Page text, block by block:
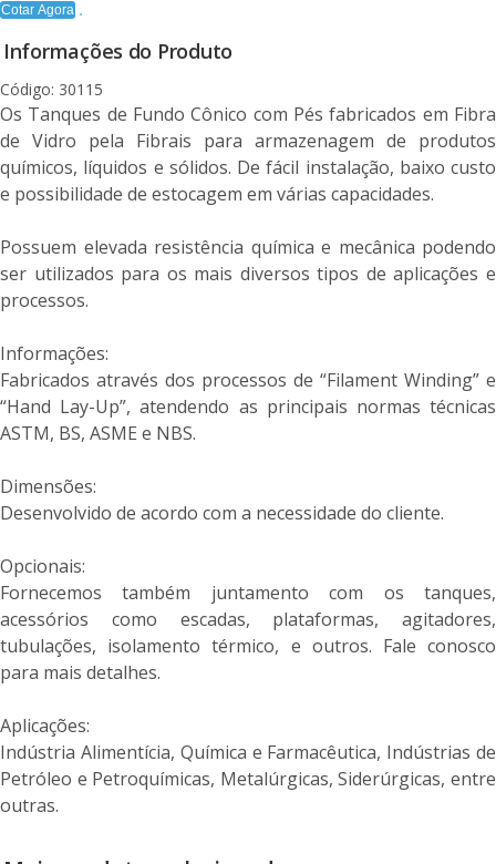
Cotar Agora
Informações do Produto
Código: 30115
Os Tanques de Fundo Cônico com Pés fabricados em Fibra
de Vidro pela Fibrais para armazenagem de produtos
químicos, líquidos e sólidos. De fácil instalação, baixo custo
e possibilidade de estocagem em várias capacidades.
Possuem elevada resistência química e mecânica podendo
ser utilizados para os mais diversos tipos de aplicações e
processos.
Informações:
Fabricados através dos processos de “Filament Winding” e
“Hand Lay-Up”, atendendo as principais normas técnicas
ASTM, BS, ASME e NBS.
Dimensões:
Desenvolvido de acordo com a necessidade do cliente.
Opcionais:
Fornecemos também juntamento com os tanques,
acessórios como escadas, plataformas, agitadores,
tubulações, isolamento térmico, e outros. Fale conosco
para mais detalhes.
Aplicações:
Indústria Alimentícia, Química e Farmacêutica, Indústrias de
Petróleo e Petroquímicas, Metalúrgicas, Siderúrgicas, entre
outras.